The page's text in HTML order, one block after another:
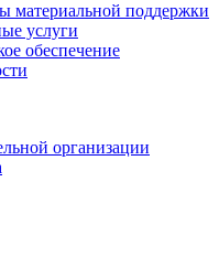
материальной поддержки
услуги
обеспечение
организации